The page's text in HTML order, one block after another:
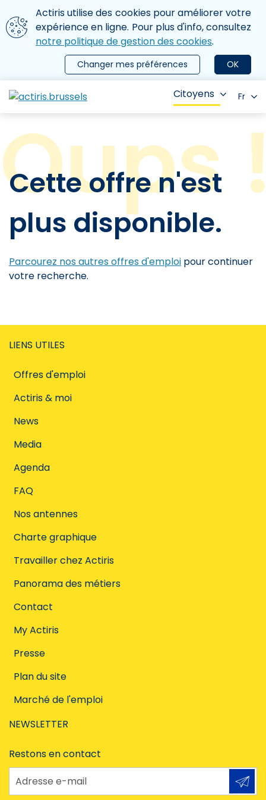
Aller au contenu principal
Nous utilisons des cookies
Actiris utilise des cookies pour améliorer votre
expérience en ligne. Pour plus d'info, consultez
notre politique de gestion des cookies.
OK
Changer mes préférences
le menu
Citoyens Fr
Cette offre n'est
plus disponible.
Parcourez nos autres offres d'emploi pour continuer
votre recherche.
LIENS UTILES
Offres d'emploi
Actiris & moi
News
Media
Agenda
FAQ
Nos antennes
Charte graphique
Travailler chez Actiris
Panorama des métiers
Contact
My Actiris
Presse
Plan du site
Marché de l'emploi
NEWSLETTER
Restons en contact
Adresse e-mail